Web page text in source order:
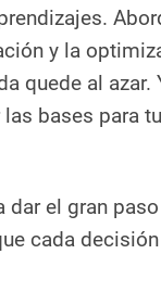
y la
quede al azar.
bases para
dar el gran
cada